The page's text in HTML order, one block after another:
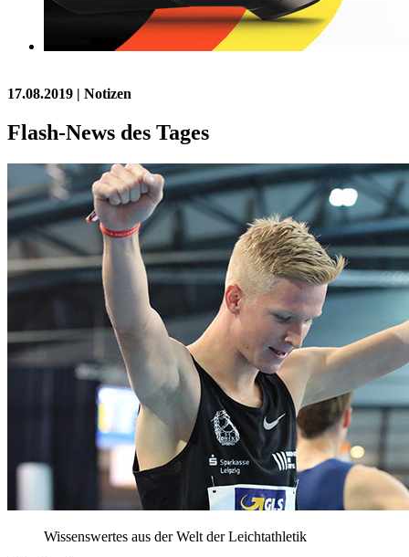
17.08.2019 | Notizen
Flash-News des Tages
Wissenswertes aus der Welt der Leichtathletik